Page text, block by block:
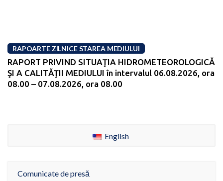
RAPOARTE ZILNICE STAREA MEDIULUI
RAPORT PRIVIND SITUAŢIA HIDROMETEOROLOGICĂ
ŞI A CALITĂŢII MEDIULUI în intervalul 06.08.2026, ora
08.00 – 07.08.2026, ora 08.00
English
Comunicate de presă